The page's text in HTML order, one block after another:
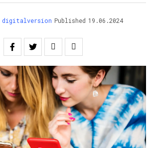
digitalversion Published 19.06.2024